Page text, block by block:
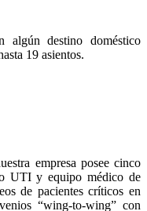
algún destino doméstico
19 asientos.
empresa posee cinco
UTI y equipo médico de
de pacientes críticos en
“wing-to-wing” con